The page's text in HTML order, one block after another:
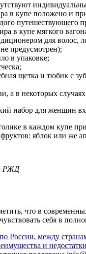
в купе положено и
путешествующего
в купе мягкого
для волос,
предусмотрен);
в упаковке;
щетка и тюбик с
а в некоторых
набор для женщин
в каждом купе
яблок или же
РЖД
что в
себя в
России, между
и недостатки